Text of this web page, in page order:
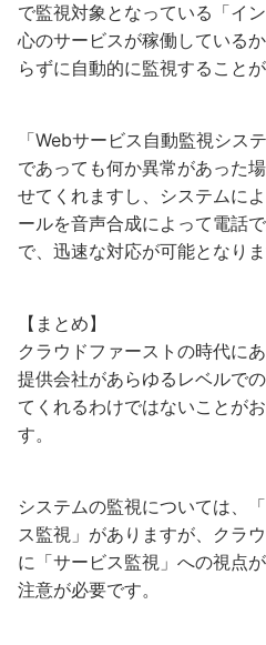
で監視対象となっている「イ
心のサービスが稼働している
らずに自動的に監視すること
「Webサービス自動監視シス
であっても何か異常があった
せてくれますし、システムに
ールを音声合成によって電話
で、迅速な対応が可能となりま
【まとめ】
クラウドファーストの時代に
提供会社があらゆるレベルで
てくれるわけではないことが
す。
システムの監視については、
ス監視」がありますが、クラ
に「サービス監視」への視点
注意が必要です。